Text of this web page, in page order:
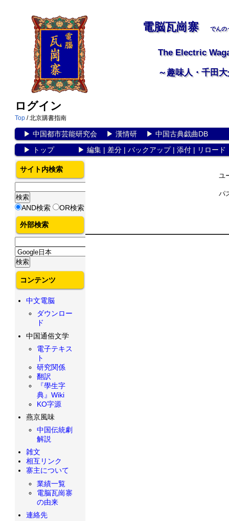
電脳瓦崗寨 でんの
The Electric
～趣味人・千田
ログイン
Top / 北京購書指南
▶ 中国都市芸能研究会▶ 漢情研▶ 中国古典戯曲DB
▶
トップ▶ 編集| 差分| バックアップ| 添付| リロード
ユ
パ
サイト内検索
AND検索 OR検索
外部検索
コンテンツ
中文電脳
ダウンロー
ド
中国通俗文学
電子テキス
ト
研究関係
翻訳
『學生字
典』Wiki
KO字源
燕京風味
中国伝統劇
解説
雑文
相互リンク
寨主について
業績一覧
電脳瓦崗寨
の由来
連絡先